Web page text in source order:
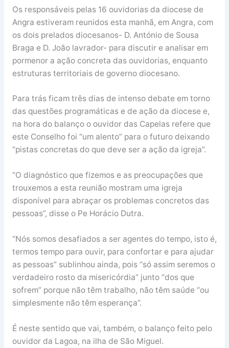
Os responsáveis pelas 16 ouvidorias da diocese de
Angra estiveram reunidos esta manhã, em Angra, com
os dois prelados diocesanos- D. António de Sousa
Braga e D. João lavrador- para discutir e analisar em
pormenor a ação concreta das ouvidorias, enquanto
estruturas territoriais de governo diocesano.
Para trás ficam três dias de intenso debate em torno
das questões programáticas e de ação da diocese e,
na hora do balanço o ouvidor das Capelas refere que
este Conselho foi “um alento” para o futuro deixando
“pistas concretas do que deve ser a ação da igreja”.
“O diagnóstico que fizemos e as preocupações que
trouxemos a esta reunião mostram uma igreja
disponível para abraçar os problemas concretos das
pessoas”, disse o Pe Horácio Dutra.
“Nós somos desafiados a ser agentes do tempo, isto é,
termos tempo para ouvir, para confortar e para ajudar
as pessoas” sublinhou ainda, pois “só assim seremos o
verdadeiro rosto da misericórdia” junto “dos que
sofrem” porque não têm trabalho, não têm saúde “ou
simplesmente não têm esperança”.
É neste sentido que vai, também, o balanço feito pelo
ouvidor da Lagoa, na ilha de São Miguel.